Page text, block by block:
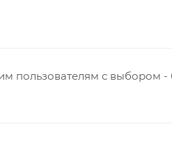
пользователям с выбором